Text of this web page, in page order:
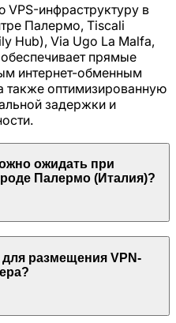
VPS-инфраструктуру в
Палермо, Tiscali
Hub), Via Ugo La Malfa,
прямые
интернет-обменным
также оптимизированную
задержки и
ожидать при
Палермо(Италия)?
размещения VPN-